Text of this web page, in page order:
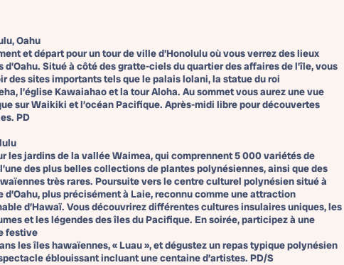
Oahu
et départ pour un tour de ville d’Honolulu où vous verrez des lieux
d’Oahu. Situé à côté des gratte-ciels du quartier des affaires de l’île, vous
des sites importants tels que le palais lolani, la statue du roi
l’église Kawaiahao et la tour Aloha. Au sommet vous aurez une vue
sur Waikiki et l’océan Pacifique. Après-midi libre pour découvertes
PD
les jardins de la vallée Waimea, qui comprennent 5 000 variétés de
des plus belles collections de plantes polynésiennes, ainsi que des
très rares. Poursuite vers le centre culturel polynésien situé à
d’Oahu, plus précisément à Laie, reconnu comme une attraction
d’Hawaï. Vous découvrirez différentes cultures insulaires uniques, les
et les légendes des îles du Pacifique. En soirée, participez à une
festive
les îles hawaïennes, « Luau », et dégustez un repas typique polynésien
éblouissant incluant une centaine d’artistes. PD/S